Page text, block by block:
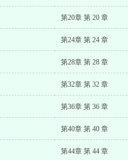
第20章 第 20 章
第24章 第 24 章
第28章 第 28 章
第32章 第 32 章
第36章 第 36 章
第40章 第 40 章
第44章 第 44 章